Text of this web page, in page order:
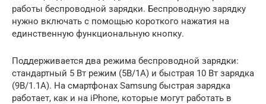
работы беспроводной зарядки. Беспроводную зарядку
нужно включать с помощью короткого нажатия на
единственную функциональную кнопку.
Поддерживается два режима беспроводной зарядки:
стандартный 5 Вт режим (5В/1А) и быстрая 10 Вт зарядка
(9В/1.1А). На смартфонах Samsung быстрая зарядка
работает, как и на iPhone, которые могут работать в